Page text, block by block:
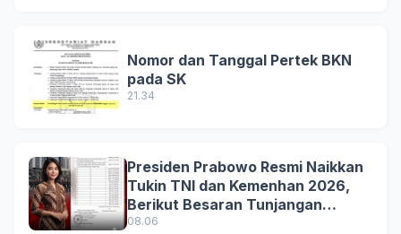
Nomor dan Tanggal Pertek BKN
pada SK
21.34
Presiden Prabowo Resmi Naikkan
Tukin TNI dan Kemenhan 2026,
Berikut Besaran Tunjangan
Terbaru
08.06